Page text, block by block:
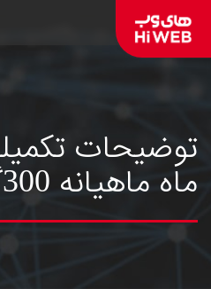
ماه ماهیانه 300گیگ